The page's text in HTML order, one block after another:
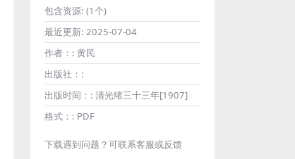
包含资源: (1个)
最近更新: 2025-07-04
作者：: 黄民
出版社：:
出版时间：: 清光绪三十三年[1907]
格式：: PDF
下载遇到问题？可联系客服或反馈